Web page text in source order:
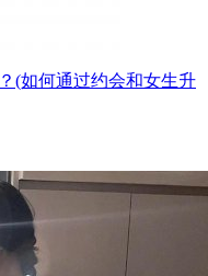
(如何通过约会和女生升